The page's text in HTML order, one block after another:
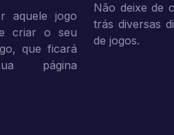
aquele jogo
criar o seu
que ficará
página
Não deixe de
trás diversas
de jogos.